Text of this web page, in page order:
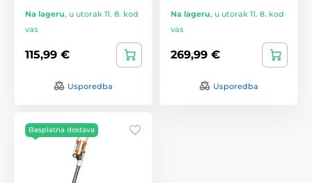
Na lageru, u utorak 11. 8. kod
vas
115,99 €
Usporedba
Na lageru, u utorak 11. 8. kod
vas
269,99 €
Usporedba
Besplatna dostava